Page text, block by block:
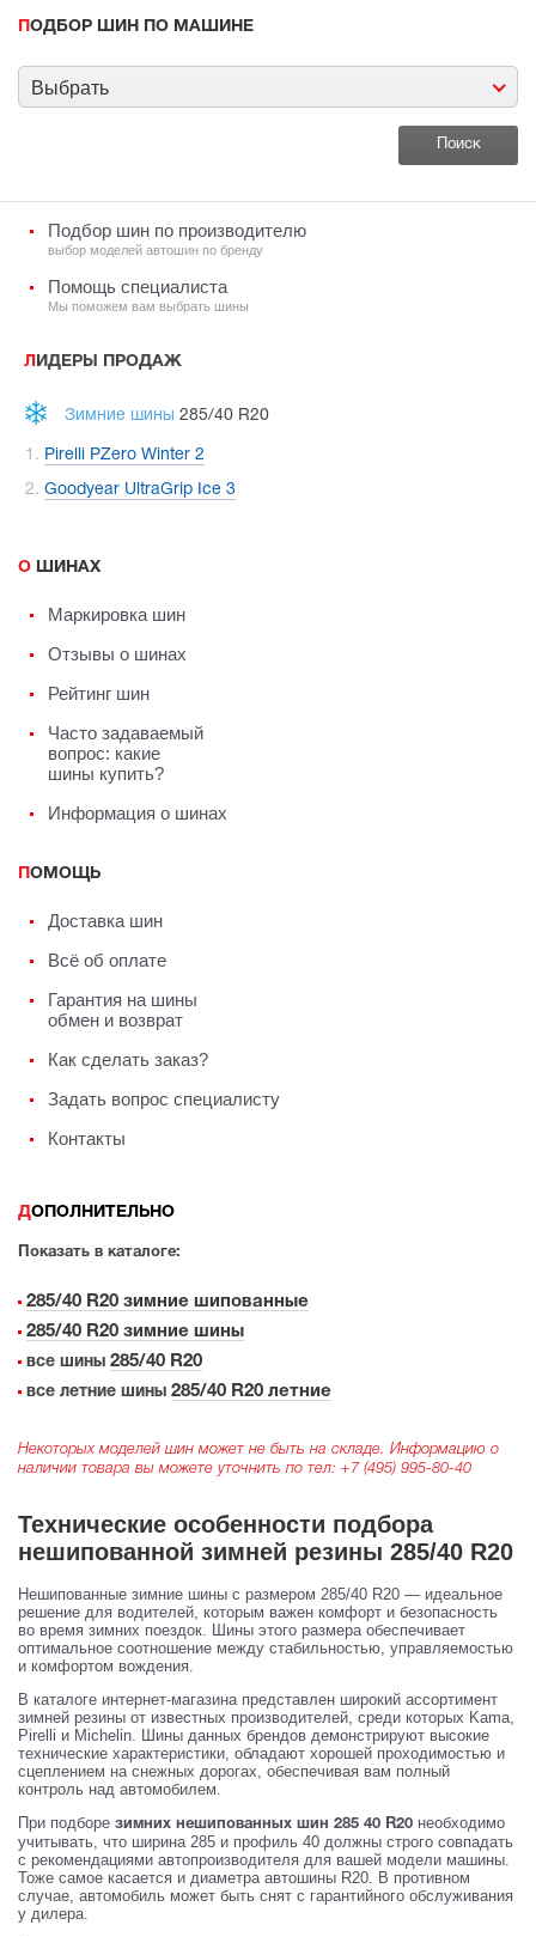
ПОДБОР ШИН ПО МАШИНЕ
Выбрать
Подбор шин по производителю
выбор моделей автошин по бренду
Помощь специалиста
Мы поможем вам выбрать шины
ЛИДЕРЫ ПРОДАЖ
Зимние шины 285/40 R20
Pirelli PZero Winter 2
Goodyear UltraGrip Ice 3
О ШИНАХ
Маркировка шин
Отзывы о шинах
Рейтинг шин
Часто задаваемый
вопрос: какие
шины купить?
Информация о шинах
ПОМОЩЬ
Доставка шин
Всё об оплате
Гарантия на шины
обмен и возврат
Как сделать заказ?
Задать вопрос специалисту
Контакты
ДОПОЛНИТЕЛЬНО
Показать в каталоге:
285/40 R20 зимние шипованные
285/40 R20 зимние шины
все шины 285/40 R20
все летние шины 285/40 R20 летние
Некоторых моделей шин может не быть на складе. Информацию о
наличии товара вы можете уточнить по тел: +7 (495) 995-80-40
Технические особенности подбора
нешипованной зимней резины 285/40 R20
Нешипованные зимние шины с размером 285/40 R20 — идеальное
решение для водителей, которым важен комфорт и безопасность
во время зимних поездок. Шины этого размера обеспечивает
оптимальное соотношение между стабильностью, управляемостью
и комфортом вождения.
В каталоге интернет-магазина представлен широкий ассортимент
зимней резины от известных производителей, среди которых Kama,
Pirelli и Michelin. Шины данных брендов демонстрируют высокие
технические характеристики, обладают хорошей проходимостью и
сцеплением на снежных дорогах, обеспечивая вам полный
контроль над автомобилем.
При подборе зимних нешипованных шин 285 40 R20 необходимо
учитывать, что ширина 285 и профиль 40 должны строго совпадать
с рекомендациями автопроизводителя для вашей модели машины.
Тоже самое касается и диаметра автошины R20. В противном
случае, автомобиль может быть снят с гарантийного обслуживания
у дилера.